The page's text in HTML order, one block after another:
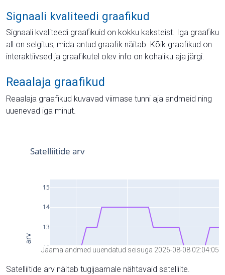
Signaali kvaliteedi graafikud
Signaali kvaliteedi graafikuid on kokku kaksteist. Iga graafiku
all on selgitus, mida antud graafik näitab. Kõik graafikud on
interaktiivsed ja graafikutel olev info on kohaliku aja järgi.
Reaalaja graafikud
Reaalaja graafikud kuvavad viimase tunni aja andmeid ning
uuenevad iga minut.
Jaama andmed uuendatud seisuga 2026-08-08 02:04:05
Satelliitide arv näitab tugijaamale nähtavaid satelliite.